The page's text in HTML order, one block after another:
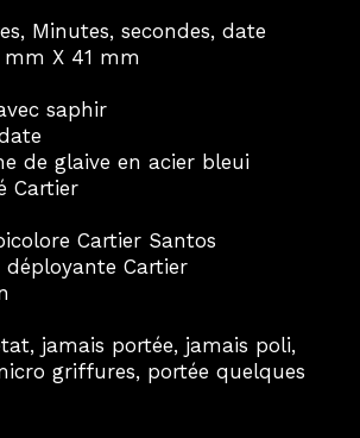
Minutes, secondes, date
X 41 mm
saphir
de glaive en acier bleui
Cartier
Cartier Santos
Cartier
jamais portée, jamais poli,
griffures, portée quelques